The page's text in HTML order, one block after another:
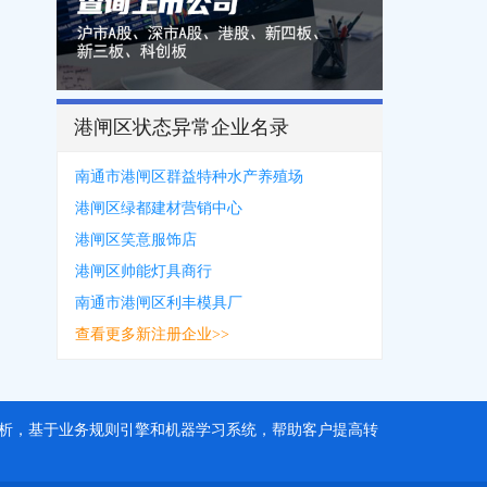
港闸区状态异常企业名录
南通市港闸区群益特种水产养殖场
港闸区绿都建材营销中心
港闸区笑意服饰店
港闸区帅能灯具商行
南通市港闸区利丰模具厂
查看更多新注册企业>>
，基于业务规则引擎和机器学习系统，帮助客户提高转